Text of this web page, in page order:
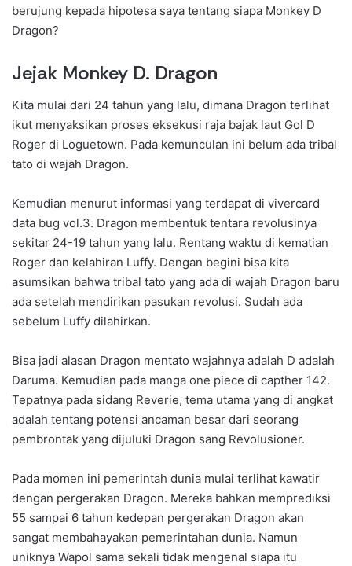
berujung kepada hipotesa saya tentang siapa Monkey D
Dragon?
Jejak Monkey D. Dragon
Kita mulai dari 24 tahun yang lalu, dimana Dragon terlihat
ikut menyaksikan proses eksekusi raja bajak laut Gol D
Roger di Loguetown. Pada kemunculan ini belum ada tribal
tato di wajah Dragon.
Kemudian menurut informasi yang terdapat di vivercard
data bug vol.3. Dragon membentuk tentara revolusinya
sekitar 24-19 tahun yang lalu. Rentang waktu di kematian
Roger dan kelahiran Luffy. Dengan begini bisa kita
asumsikan bahwa tribal tato yang ada di wajah Dragon baru
ada setelah mendirikan pasukan revolusi. Sudah ada
sebelum Luffy dilahirkan.
Bisa jadi alasan Dragon mentato wajahnya adalah D adalah
Daruma. Kemudian pada manga one piece di capther 142.
Tepatnya pada sidang Reverie, tema utama yang di angkat
adalah tentang potensi ancaman besar dari seorang
pembrontak yang dijuluki Dragon sang Revolusioner.
Pada momen ini pemerintah dunia mulai terlihat kawatir
dengan pergerakan Dragon. Mereka bahkan memprediksi
55 sampai 6 tahun kedepan pergerakan Dragon akan
sangat membahayakan pemerintahan dunia. Namun
uniknya Wapol sama sekali tidak mengenal siapa itu